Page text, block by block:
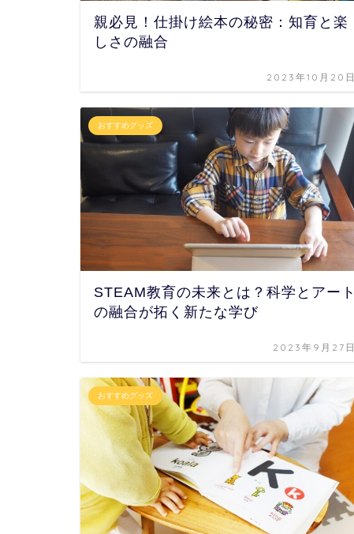
親必見！仕掛け絵本の秘密：知育と楽
しさの融合
2023年10月20日
おすすめグッズ
STEAM教育の未来とは？科学とアート
の融合が拓く新たな学び
2023年9月27日
おすすめグッズ